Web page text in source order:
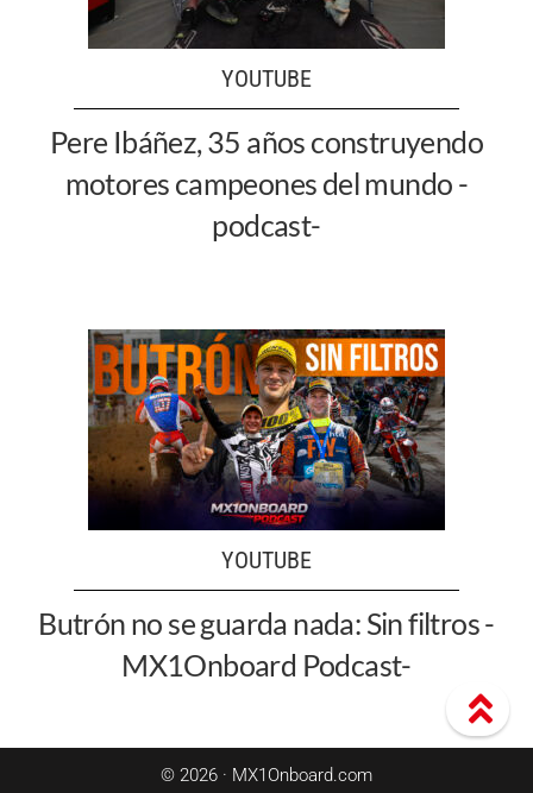
YOUTUBE
Pere Ibáñez, 35 años construyendo
motores campeones del mundo -
podcast-
YOUTUBE
Butrón no se guarda nada: Sin filtros -
MX1Onboard Podcast-
© 2026 · MX1Onboard.com